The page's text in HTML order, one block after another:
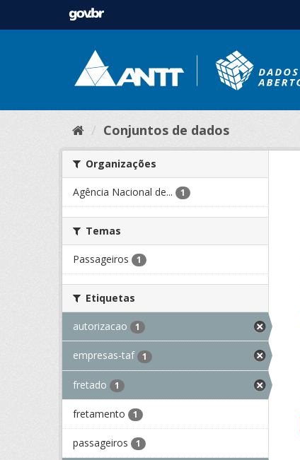
Conjuntos de dados
Organizações
Agência Nacional de... 1
Temas
Passageiros 1
Etiquetas
autorizacao 1
empresas-taf 1
fretado 1
fretamento 1
passageiros 1